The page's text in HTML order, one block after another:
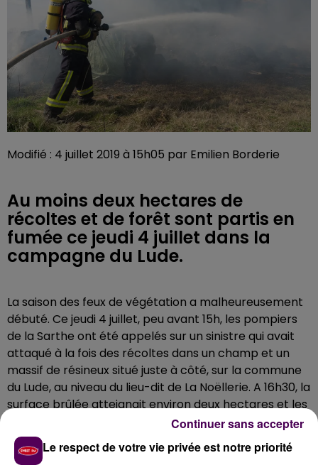
Modifié : 4 juillet 2019 à 15h05 par Emilien Borderie
Au moins deux hectares de
récoltes et de forêt sont partis en
fumée ce jeudi 4 juillet dans la
campagne du Lude.
La saison des feux de végétation a malheureusement
débuté. Ce jeudi 4 juillet, peu avant 15h, les pompiers
de la Sarthe ont été appelés sur un sinistre qui avait
attaqué à la fois des récoltes dans un champ et un
massif de résineux situé juste à côté, sur la commune
du Lude, au niveau du lieu-dit de La Noëllerie. A 16h30, la
surface brûlée atteignait environ deux hectares et les
flammes n'étaient pas encore"fixées"précise-t-on au
centre opérationnel des secours dans le
département.
Le respect de votre vie privée est notre priorité
Continuer sans accepter